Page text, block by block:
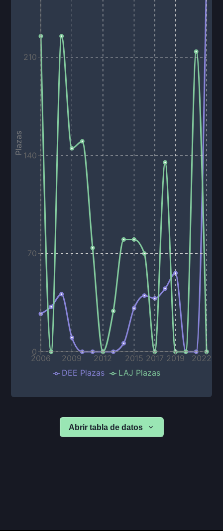
2006 2009 2012 2015 2017 2019 2022
0
70
140
210
Plazas
DEE Plazas LAJ Plazas
Abrir tabla de datos